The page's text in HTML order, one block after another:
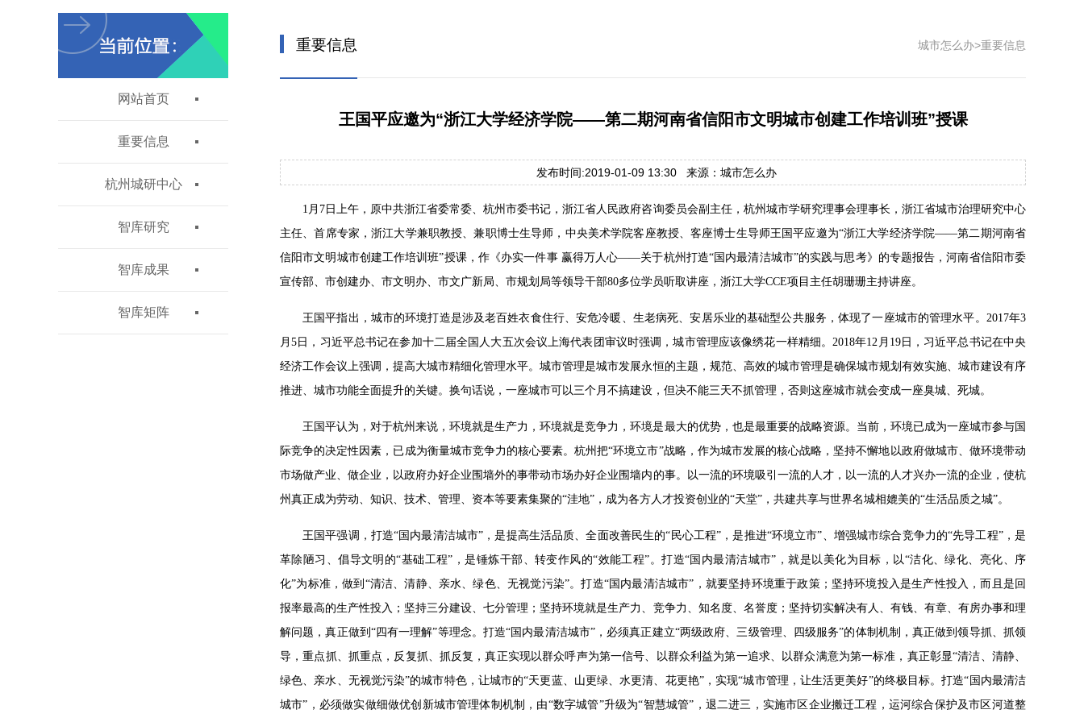
网站首页
重要信息
杭州城研中心
智库研究
智库成果
智库矩阵
重要信息 城市怎么办>重要信息
王国平应邀为“浙江大学经济学院——第二期河南省信阳市文明城市创建工作培训班”授课
发布时间:2019-01-09 13:30 来源：城市怎么办
1月7日上午，原中共浙江省委常委、杭州市委书记，浙江省人民政府咨询委员会副主任，杭州城市学研究理事会理事长，浙江省城市治理研究中心
主任、首席专家，浙江大学兼职教授、兼职博士生导师，中央美术学院客座教授、客座博士生导师王国平应邀为“浙江大学经济学院——第二期河南省
信阳市文明城市创建工作培训班”授课，作《办实一件事 赢得万人心——关于杭州打造“国内最清洁城市”的实践与思考》的专题报告，河南省信阳市委
宣传部、市创建办、市文明办、市文广新局、市规划局等领导干部80多位学员听取讲座，浙江大学CCE项目主任胡珊珊主持讲座。
王国平指出，城市的环境打造是涉及老百姓衣食住行、安危冷暖、生老病死、安居乐业的基础型公共服务，体现了一座城市的管理水平。2017年3
月5日，习近平总书记在参加十二届全国人大五次会议上海代表团审议时强调，城市管理应该像绣花一样精细。2018年12月19日，习近平总书记在中央
经济工作会议上强调，提高大城市精细化管理水平。城市管理是城市发展永恒的主题，规范、高效的城市管理是确保城市规划有效实施、城市建设有序
推进、城市功能全面提升的关键。换句话说，一座城市可以三个月不搞建设，但决不能三天不抓管理，否则这座城市就会变成一座臭城、死城。
王国平认为，对于杭州来说，环境就是生产力，环境就是竞争力，环境是最大的优势，也是最重要的战略资源。当前，环境已成为一座城市参与国
际竞争的决定性因素，已成为衡量城市竞争力的核心要素。杭州把“环境立市”战略，作为城市发展的核心战略，坚持不懈地以政府做城市、做环境带动
市场做产业、做企业，以政府办好企业围墙外的事带动市场办好企业围墙内的事。以一流的环境吸引一流的人才，以一流的人才兴办一流的企业，使杭
州真正成为劳动、知识、技术、管理、资本等要素集聚的“洼地”，成为各方人才投资创业的“天堂”，共建共享与世界名城相媲美的“生活品质之城”。
王国平强调，打造“国内最清洁城市”，是提高生活品质、全面改善民生的“民心工程”，是推进“环境立市”、增强城市综合竞争力的“先导工程”，是
革除陋习、倡导文明的“基础工程”，是锤炼干部、转变作风的“效能工程”。打造“国内最清洁城市”，就是以美化为目标，以“洁化、绿化、亮化、序
化”为标准，做到“清洁、清静、亲水、绿色、无视觉污染”。打造“国内最清洁城市”，就要坚持环境重于政策；坚持环境投入是生产性投入，而且是回
报率最高的生产性投入；坚持三分建设、七分管理；坚持环境就是生产力、竞争力、知名度、名誉度；坚持切实解决有人、有钱、有章、有房办事和理
解问题，真正做到“四有一理解”等理念。打造“国内最清洁城市”，必须真正建立“两级政府、三级管理、四级服务”的体制机制，真正做到领导抓、抓领
导，重点抓、抓重点，反复抓、抓反复，真正实现以群众呼声为第一信号、以群众利益为第一追求、以群众满意为第一标准，真正彰显“清洁、清静、
绿色、亲水、无视觉污染”的城市特色，让城市的“天更蓝、山更绿、水更清、花更艳”，实现“城市管理，让生活更美好”的终极目标。打造“国内最清洁
城市”，必须做实做细做优创新城市管理体制机制，由“数字城管”升级为“智慧城管”，退二进三，实施市区企业搬迁工程，运河综合保护及市区河道整